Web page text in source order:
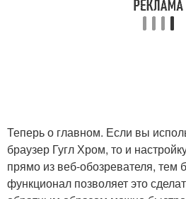
Теперь о главном. Если вы
браузер Гугл Хром, то и
прямо из веб-обозревателя, тем
функционал позволяет это